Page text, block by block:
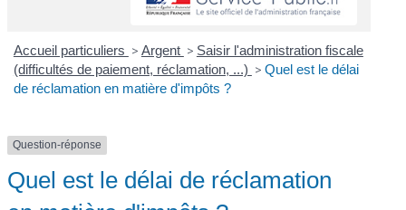
Accueil particuliers > Argent > Saisir l'administration fiscale
(difficultés de paiement, réclamation, ...) > Quel est le délai
de réclamation en matière d'impôts ?
Question-réponse
Quel est le délai de réclamation